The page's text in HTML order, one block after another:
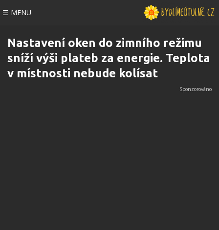
☰ MENU
Nastavení oken do zimního režimu
sníží výši plateb za energie. Teplota
v místnosti nebude kolísat